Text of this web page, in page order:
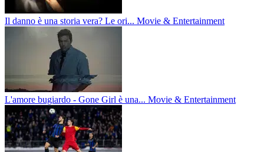
Il danno è una storia vera? Le ori... Movie & Entertainment
L'amore bugiardo - Gone Girl è una... Movie & Entertainment